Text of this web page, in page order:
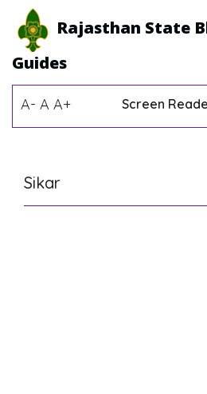
Rajasthan State
Guides
A- A A+ Screen
Sikar